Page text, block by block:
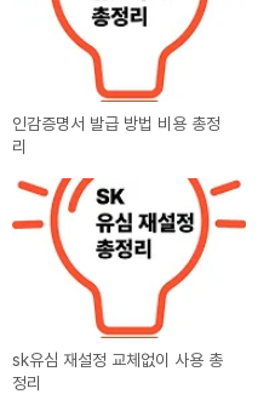
인감증명서 발급 방법 비용 총정
리
sk유심 재설정 교체없이 사용 총
정리